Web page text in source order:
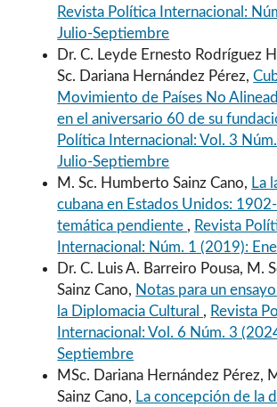
Revista Política Internacional:
Julio-Septiembre
Dr. C. Leyde Ernesto Rodríguez
Sc. Dariana Hernández Pérez,
Movimiento de Países No
en el aniversario 60 de su
Política Internacional: Vol. 3
Julio-Septiembre
M. Sc. Humberto Sainz Cano, La
cubana en Estados Unidos:
temática pendiente , Revista
Internacional: Núm. 1 (2019):
Dr. C. Luis A. Barreiro Pousa, M.
Sainz Cano, Notas para un
la Diplomacia Cultural , Revista
Internacional: Vol. 6 Núm. 3
Septiembre
MSc. Dariana Hernández Pérez,
Sainz Cano, La concepción de la